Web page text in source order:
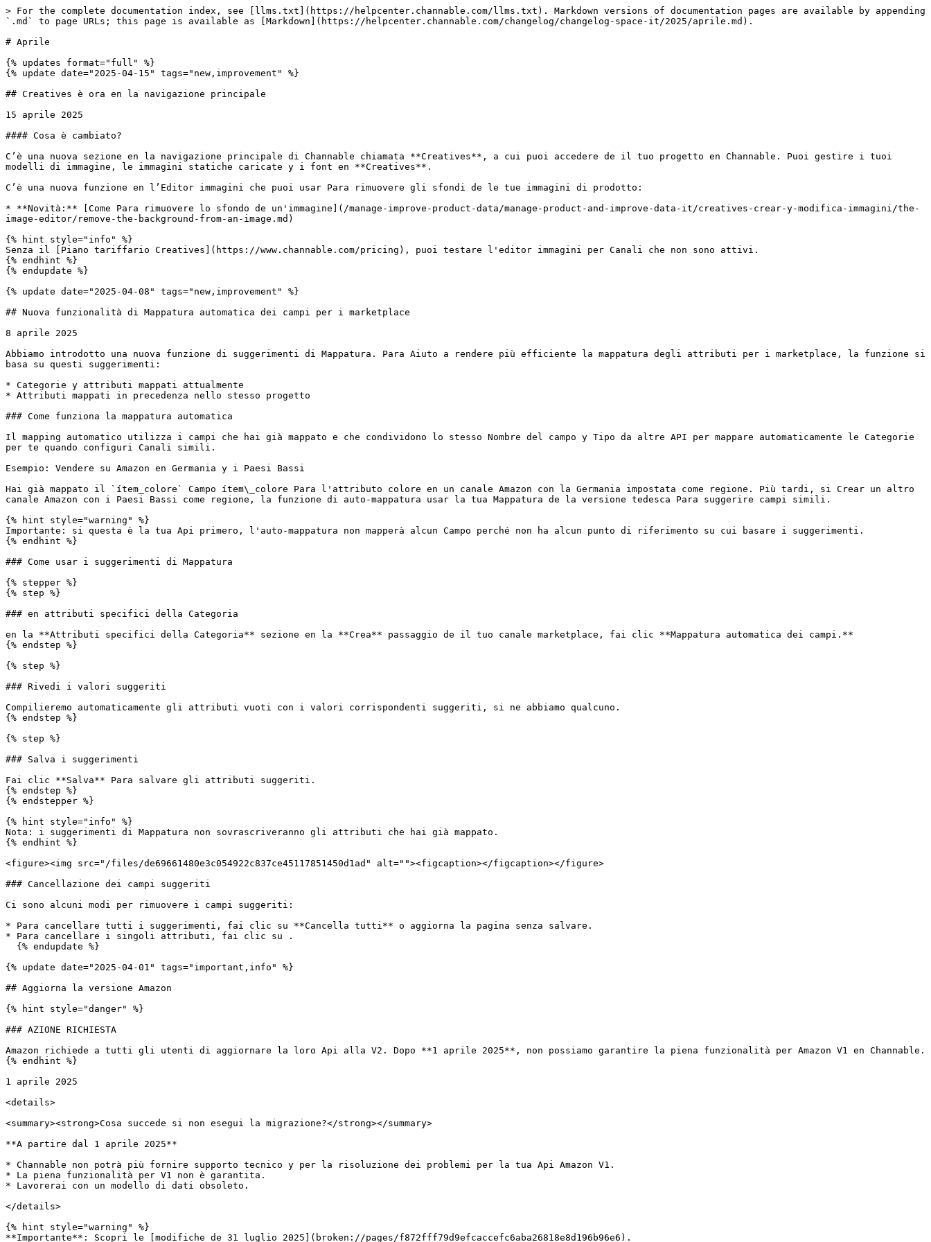
> For the complete documentation index, see [llms.txt](https://helpcenter.channable.com/llms.txt). Markdown versions of documentation pages are available by appending
`.md` to page URLs; this page is available as [Markdown](https://helpcenter.channable.com/changelog/changelog-space-it/2025/aprile.md).
# Aprile
{% updates format="full" %}
{% update date="2025-04-15" tags="new,improvement" %}
## Creatives è ora en la navigazione principale
15 aprile 2025
#### Cosa è cambiato?
C’è una nuova sezione en la navigazione principale di Channable chiamata **Creatives**, a cui puoi accedere de il tuo progetto en Channable. Puoi gestire i tuoi
modelli di immagine, le immagini statiche caricate y i font en **Creatives**.
C’è una nuova funzione en l’Editor immagini che puoi usar Para rimuovere gli sfondi de le tue immagini di prodotto:
* **Novità:** [Come Para rimuovere lo sfondo de un'immagine](/manage-improve-product-data/manage-product-and-improve-data-it/creatives-crear-y-modifica-immagini/the-
image-editor/remove-the-background-from-an-image.md)
{% hint style="info" %}
Senza il [Piano tariffario Creatives](https://www.channable.com/pricing), puoi testare l'editor immagini per Canali che non sono attivi.
{% endhint %}
{% endupdate %}
{% update date="2025-04-08" tags="new,improvement" %}
## Nuova funzionalità di Mappatura automatica dei campi per i marketplace
8 aprile 2025
Abbiamo introdotto una nuova funzione di suggerimenti di Mappatura. Para Aiuto a rendere più efficiente la mappatura degli attributi per i marketplace, la funzione si
basa su questi suggerimenti:
* Categorie y attributi mappati attualmente
* Attributi mappati in precedenza nello stesso progetto
### Come funziona la mappatura automatica
Il mapping automatico utilizza i campi che hai già mappato e che condividono lo stesso Nombre del campo y Tipo da altre API per mappare automaticamente le Categorie
per te quando configuri Canali simili.
Esempio: Vendere su Amazon en Germania y i Paesi Bassi
Hai già mappato il `ítem_colore` Campo ítem\_colore Para l'attributo colore en un canale Amazon con la Germania impostata come regione. Più tardi, si Crear un altro
canale Amazon con i Paesi Bassi come regione, la funzione di auto-mappatura usar la tua Mappatura de la versione tedesca Para suggerire campi simili.
{% hint style="warning" %}
Importante: si questa è la tua Api primero, l'auto-mappatura non mapperà alcun Campo perché non ha alcun punto di riferimento su cui basare i suggerimenti.
{% endhint %}
### Come usar i suggerimenti di Mappatura
{% stepper %}
{% step %}
### en attributi specifici della Categoria
en la **Attributi specifici della Categoria** sezione en la **Crea** passaggio de il tuo canale marketplace, fai clic **Mappatura automatica dei campi.**
{% endstep %}
{% step %}
### Rivedi i valori suggeriti
Compilieremo automaticamente gli attributi vuoti con i valori corrispondenti suggeriti, si ne abbiamo qualcuno.
{% endstep %}
{% step %}
### Salva i suggerimenti
Fai clic **Salva** Para salvare gli attributi suggeriti.
{% endstep %}
{% endstepper %}
{% hint style="info" %}
Nota: i suggerimenti di Mappatura non sovrascriveranno gli attributi che hai già mappato.
{% endhint %}
<figure><img src="/files/de69661480e3c054922c837ce45117851450d1ad" alt=""><figcaption></figcaption></figure>
### Cancellazione dei campi suggeriti
Ci sono alcuni modi per rimuovere i campi suggeriti:
* Para cancellare tutti i suggerimenti, fai clic su **Cancella tutti** o aggiorna la pagina senza salvare.
* Para cancellare i singoli attributi, fai clic su .
{% update date="2025-04-01" tags="important,info" %}
## Aggiorna la versione Amazon
{% hint style="danger" %}
### AZIONE RICHIESTA
Amazon richiede a tutti gli utenti di aggiornare la loro Api alla V2. Dopo **1 aprile 2025**, non possiamo garantire la piena funzionalità per Amazon V1 en Channable.
{% endhint %}
1 aprile 2025
<details>
<summary><strong>Cosa succede si non esegui la migrazione?</strong></summary>
**A partire dal 1 aprile 2025**
* Channable non potrà più fornire supporto tecnico y per la risoluzione dei problemi per la tua Api Amazon V1.
* La piena funzionalità per V1 non è garantita.
* Lavorerai con un modello di dati obsoleto.
</details>
{% hint style="warning" %}
**Importante**: Scopri le [modifiche de 31 luglio 2025](broken://pages/f872fff79d9efcaccefc6aba26818e8d196b96e6).